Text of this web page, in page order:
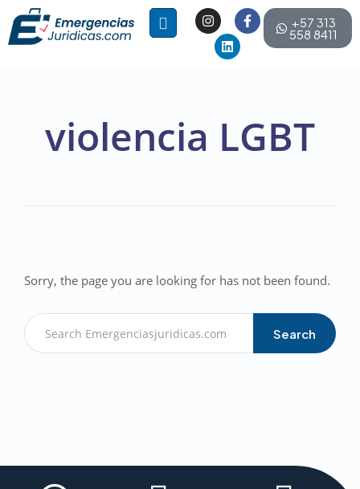
+57 313
558 8411
violencia LGBT
Sorry, the page you are looking for has not been found.
Search